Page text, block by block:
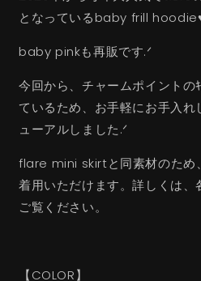
となっているbaby frill
baby pinkも再販です.ᐟ
今回から、チャームポイントの
ているため、お手軽にお手入
ューアルしました.ᐟ
flare mini skirtと同素材のため
着用いただけます。詳しくは
ご覧ください。
【COLOR】